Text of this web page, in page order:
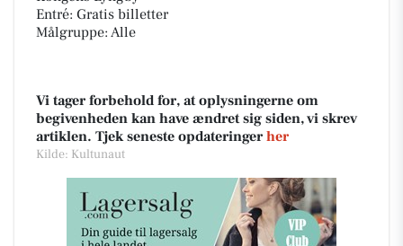
Entré: Gratis billetter
Målgruppe: Alle
Vi tager forbehold for, at oplysningerne om
begivenheden kan have ændret sig siden, vi skrev
artiklen. Tjek seneste opdateringer her
Kilde: Kultunaut